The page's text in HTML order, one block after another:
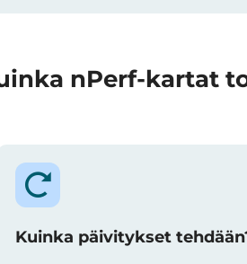
nPerf-kartat
Kuinka päivitykset